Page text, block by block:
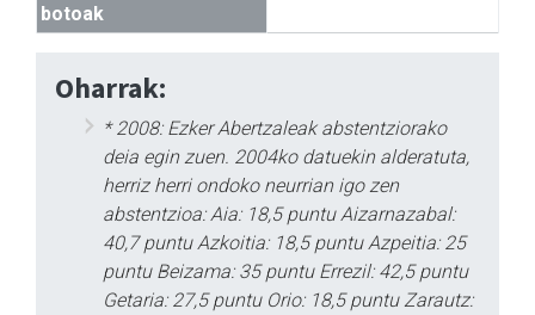
botoak
Oharrak:
* 2008: Ezker Abertzaleak abstentziorako
deia egin zuen. 2004ko datuekin alderatuta,
herriz herri ondoko neurrian igo zen
abstentzioa: Aia: 18,5 puntu Aizarnazabal:
40,7 puntu Azkoitia: 18,5 puntu Azpeitia: 25
puntu Beizama: 35 puntu Errezil: 42,5 puntu
Getaria: 27,5 puntu Orio: 18,5 puntu Zarautz: